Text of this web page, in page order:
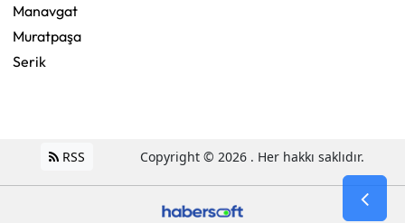
Manavgat
Muratpaşa
Serik
RSS Copyright © 2026 . Her hakkı saklıdır.